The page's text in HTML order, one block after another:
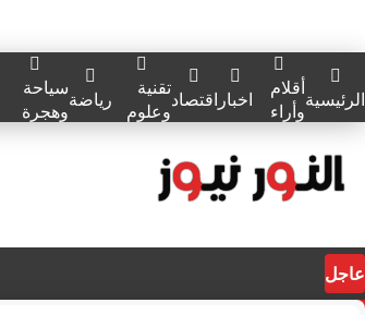
الرئيسيةأقلام
وأراء
اخبار اقتصادتقنية
وعلوم
رياضةسياحة
وهجرة
عاجل